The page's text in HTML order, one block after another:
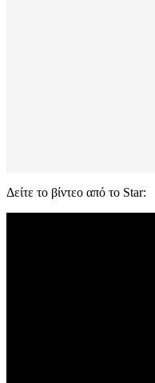
Δείτε το βίντεο από το Star: